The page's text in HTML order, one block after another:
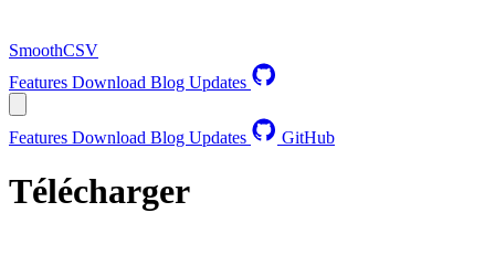
SmoothCSV
Features Download Blog Updates
Features Download Blog Updates GitHub
Télécharger